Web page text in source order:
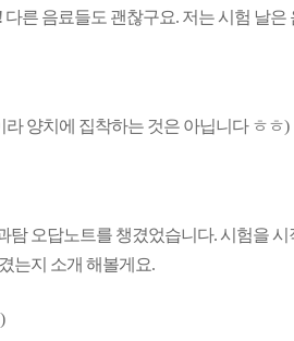
른 음료들도 괜찮구요. 저는 시험 날
양치에 집착하는 것은 아닙니다 ㅎㅎ)
탐 오답노트를 챙겼었습니다. 시험을
는지 소개 해볼게요.